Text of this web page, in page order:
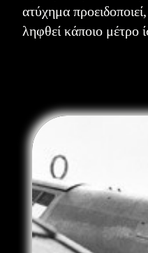
ατύχημα
ληφθεί κάποιο μέτρο